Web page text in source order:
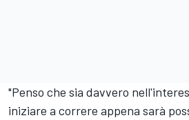
"Penso che sia davvero
iniziare a correre appena sarà